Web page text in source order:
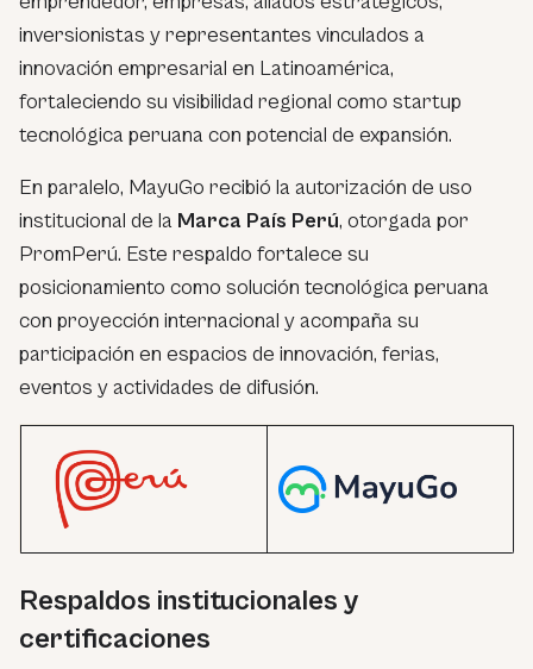
inversionistas y representantes vinculados a
innovación empresarial en Latinoamérica,
fortaleciendo su visibilidad regional como startup
tecnológica peruana con potencial de expansión.
En paralelo, MayuGo recibió la autorización de uso
institucional de la Marca País Perú, otorgada por
PromPerú. Este respaldo fortalece su
posicionamiento como solución tecnológica peruana
con proyección internacional y acompaña su
participación en espacios de innovación, ferias,
eventos y actividades de difusión.
Respaldos institucionales y
certificaciones